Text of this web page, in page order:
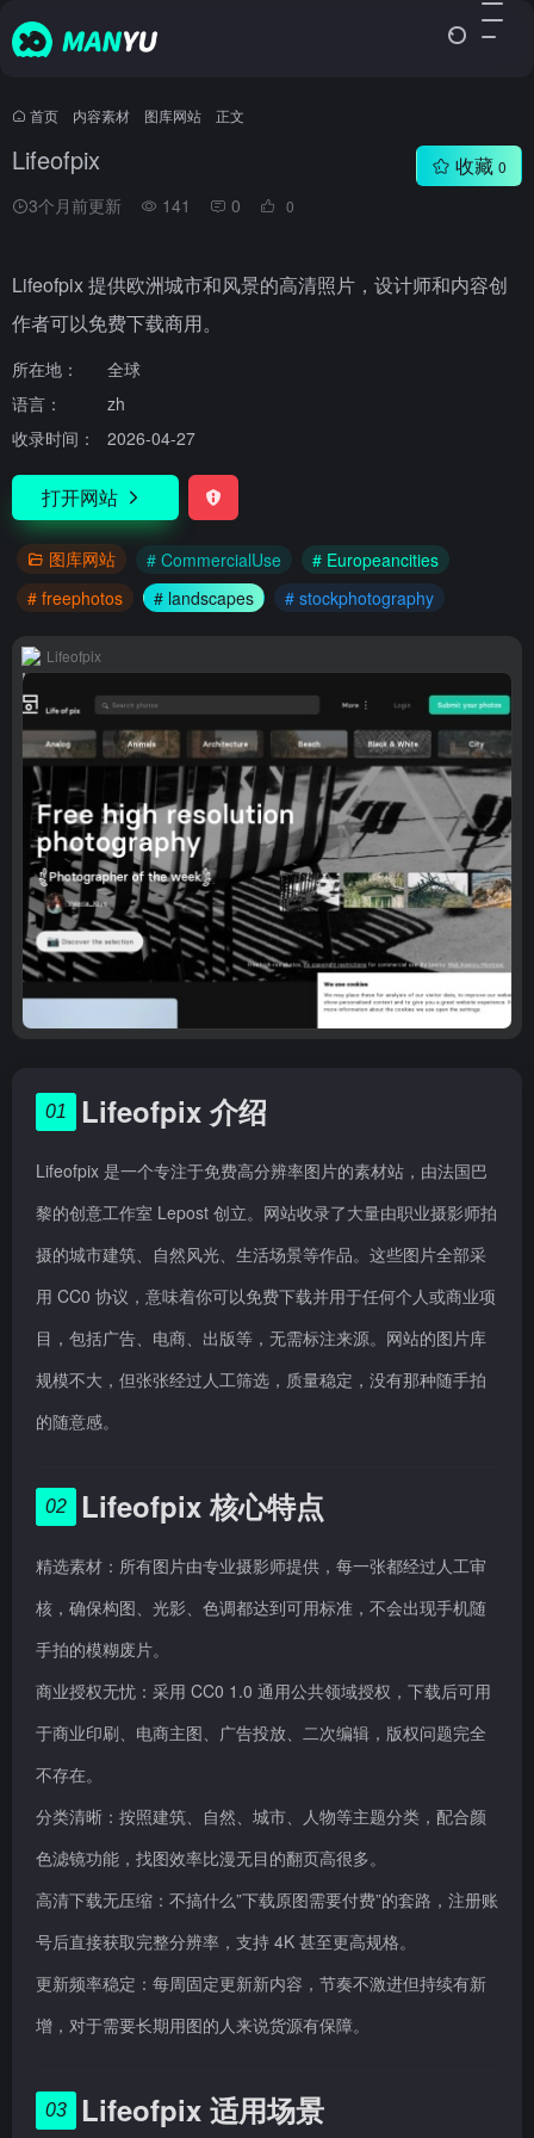
首页 内容素材 图库网站 正文
Lifeofpix
3个月前更新 141 0 0
收藏 0
Lifeofpix 提供欧洲城市和风景的高清照片，设计师和内容创
作者可以免费下载商用。
所在地：
全球
语言：
zh
收录时间：
2026-04-27
打开网站
图库网站 # CommercialUse
# Europeancities
# freephotos
# landscapes # stockphotography
Lifeofpix
01 Lifeofpix 介绍
Lifeofpix 是一个专注于免费高分辨率图片的素材站，由法国巴
黎的创意工作室 Lepost 创立。网站收录了大量由职业摄影师拍
摄的城市建筑、自然风光、生活场景等作品。这些图片全部采
用 CC0 协议，意味着你可以免费下载并用于任何个人或商业项
目，包括广告、电商、出版等，无需标注来源。网站的图片库
规模不大，但张张经过人工筛选，质量稳定，没有那种随手拍
的随意感。
02 Lifeofpix 核心特点
精选素材：所有图片由专业摄影师提供，每一张都经过人工审
核，确保构图、光影、色调都达到可用标准，不会出现手机随
手拍的模糊废片。
商业授权无忧：采用 CC0 1.0 通用公共领域授权，下载后可用
于商业印刷、电商主图、广告投放、二次编辑，版权问题完全
不存在。
分类清晰：按照建筑、自然、城市、人物等主题分类，配合颜
色滤镜功能，找图效率比漫无目的翻页高很多。
高清下载无压缩：不搞什么”下载原图需要付费”的套路，注册账
号后直接获取完整分辨率，支持 4K 甚至更高规格。
更新频率稳定：每周固定更新新内容，节奏不激进但持续有新
增，对于需要长期用图的人来说货源有保障。
03 Lifeofpix 适用场景